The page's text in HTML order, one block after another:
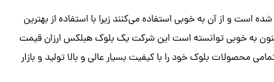
شناخته شده است و از آن به خوبی استفاده می‌کنند زیرا با استفاده از بهترین
به خوبی توانسته است این شرکت یک بلوک هبلکس ارزان قیمت
محصولات بلوک خود را با کیفیت بسیار عالی و بالا تولید و بازار